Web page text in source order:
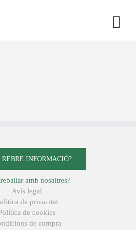
INFORMACIÓ?
amb nosaltres?
Avís legal
de privacitat
de cookies
de compra